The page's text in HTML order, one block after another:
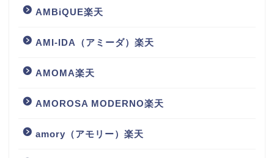
AMBiQUE楽天
AMI-IDA（アミーダ）楽天
AMOMA楽天
AMOROSA MODERNO楽天
amory（アモリー）楽天